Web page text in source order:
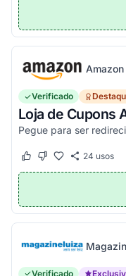
Amazon
Verificado
Loja de Cupons
Este cupom funcionou
Este cupom não
24 usos
Verificado